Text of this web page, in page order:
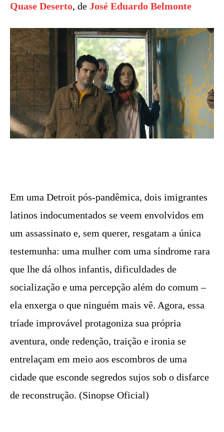
Quase Deserto, de José Eduardo Belmonte
Em uma Detroit pós-pandêmica, dois imigrantes
latinos indocumentados se veem envolvidos em
um assassinato e, sem querer, resgatam a única
testemunha: uma mulher com uma síndrome rara
que lhe dá olhos infantis, dificuldades de
socialização e uma percepção além do comum –
ela enxerga o que ninguém mais vê. Agora, essa
tríade improvável protagoniza sua própria
aventura, onde redenção, traição e ironia se
entrelaçam em meio aos escombros de uma
cidade que esconde segredos sujos sob o disfarce
de reconstrução. (Sinopse Oficial)